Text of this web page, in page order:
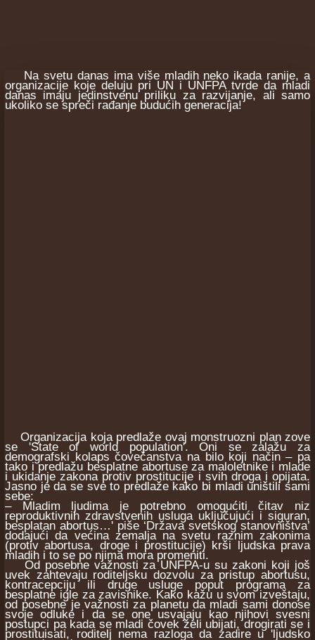
Na svetu danas ima više mladih neko ikada ranije, a
organizacije koje deluju pri UN i UNFPA tvrde da mladi
danas imaju jedinstvenu priliku za razvijanje, ali samo
ukoliko se spreči rađanje budućih generacija!
Organizacija koja predlaže ovaj monstruozni plan zove
se 'State of world population'. Oni se zalažu za
demografski kolaps čovečanstva na bilo koji način – pa
tako i predlažu besplatne abortuse za maloletnike i mlade
i ukidanje zakona protiv prostitucije i svih droga i opijata.
Jasno je da se sve to predlaže kako bi mladi uništili sami
sebe:
– Mladim ljudima je potrebno omogućiti čitav niz
reproduktivnih zdravstvenih usluga uključujući i siguran,
besplatan abortus…' piše ‘Država svetskog stanovništva’
dodajući da većina zemalja na svetu raznim zakonima
(protiv abortusa, droge i prostitucije) krši ljudska prava
mladih i to se po njima mora promeniti.
Od posebne važnosti za UNFPA-u su zakoni koji još
uvek zahtevaju roditeljsku dozvolu za pristup abortusu,
kontracepciju ili druge usluge poput programa za
besplatne igle za zavisnike. Kako kažu u svom izveštaju,
od posebne je važnosti za planetu da mladi sami donose
svoje odluke i da se one usvajaju kao njihovi svesni
postupci pa kada se mladi čovek želi ubijati, drogirati se i
prostituisati, roditelj nema razloga da zadire u 'ljudsko